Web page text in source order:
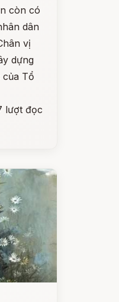
còn có
dân
vị
dựng
Tổ
lượt đọc